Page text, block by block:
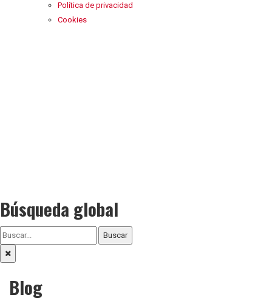
Política de privacidad
Cookies
Búsqueda global
Buscar
Blog